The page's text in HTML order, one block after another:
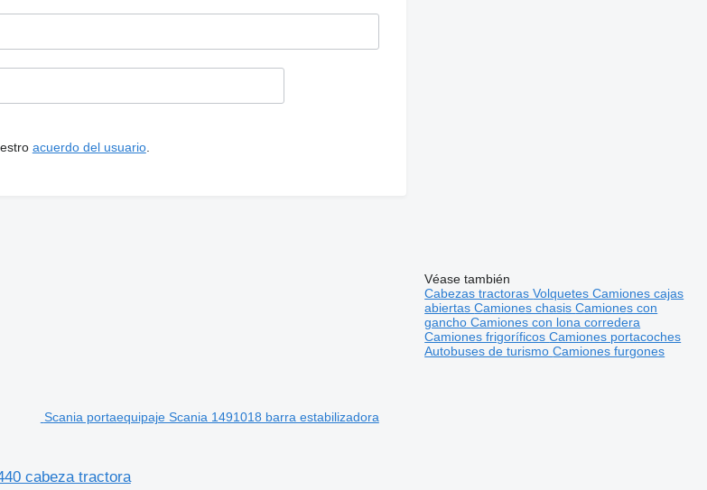
acuerdo del usuario.
Scania portaequipaje Scania 1491018 barra estabilizadora
cabeza tractora
Véase también
Cabezas tractorasVolquetesCamiones cajas
abiertasCamiones chasisCamiones con
ganchoCamiones con lona corredera
Camiones frigoríficosCamiones portacoches
Autobuses de turismoCamiones furgones